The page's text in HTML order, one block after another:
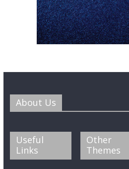
About Us
Useful
Links
Other
Themes